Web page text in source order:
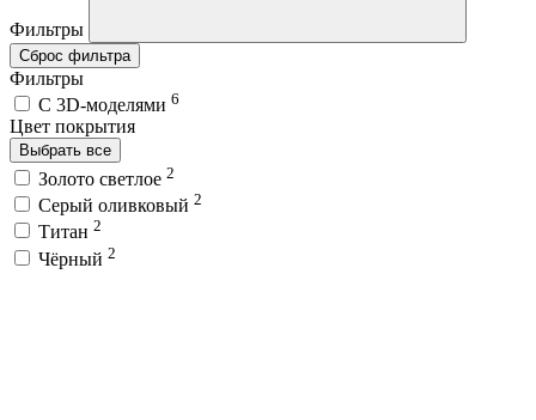
Фильтры
Сброс фильтра
Фильтры
C 3D-моделями 6
Цвет покрытия
Выбрать все
Золото светлое 2
Серый оливковый 2
Титан 2
Чёрный 2